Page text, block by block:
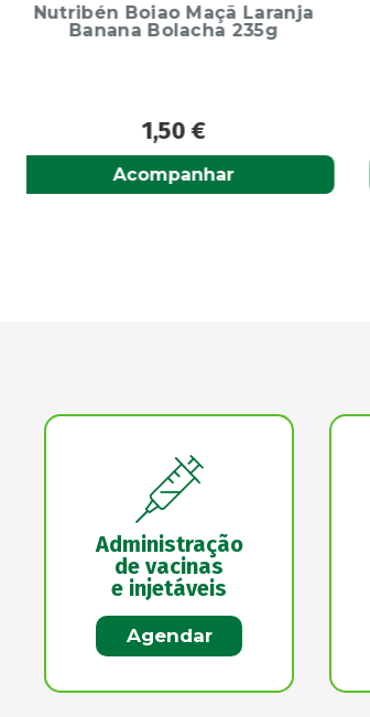
Mustela Pn Cr Rst
HidS/PerfBebe40Duo-8E
12,90
Adicionar
Administração
de vacinas
e injetáveis
Agendar